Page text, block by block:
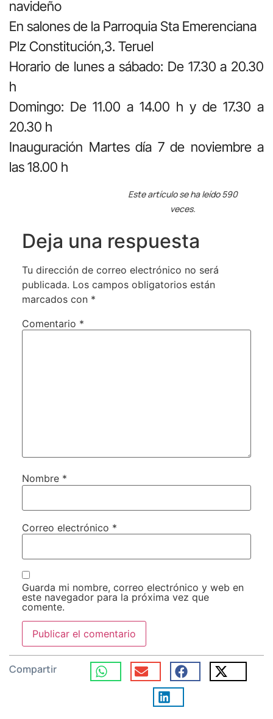
navideño
En salones de la Parroquia Sta Emerenciana
Plz Constitución,3. Teruel
Horario de lunes a sábado: De 17.30 a 20.30
h
Domingo: De 11.00 a 14.00 h y de 17.30 a
20.30 h
Inauguración Martes día 7 de noviembre a
las 18.00 h
Este artículo se ha leído 590
veces.
Deja una respuesta
Tu dirección de correo electrónico no será
publicada. Los campos obligatorios están
marcados con *
Comentario *
Nombre *
Correo electrónico *
Guarda mi nombre, correo electrónico y web en
este navegador para la próxima vez que
comente.
Compartir